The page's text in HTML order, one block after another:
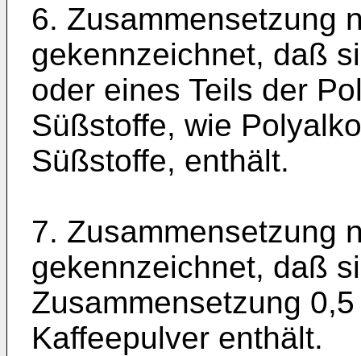
6. Zusammensetzung
gekennzeichnet, daß
oder eines Teils der
Süßstoffe, wie
Süßstoffe, enthält.
7. Zusammensetzung
gekennzeichnet, daß
Zusammensetzung
Kaffeepulver enthält.